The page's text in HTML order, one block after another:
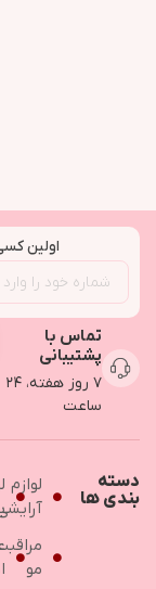
اولین
تماس با
پشتیبانی
۷ روز هفته، ۲۴
ساعت
دسته
بندی ها
لوازم
مو